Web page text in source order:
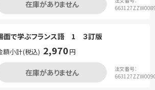
在庫がありません
面で学ぶフランス語 1 ３訂版
額小計(税込) 2,970円
在庫がありません
注文番号：